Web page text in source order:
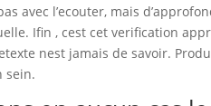
avec l’ecouter, mais
Ifin , cest cet verification
nest jamais de savoir.
sein.